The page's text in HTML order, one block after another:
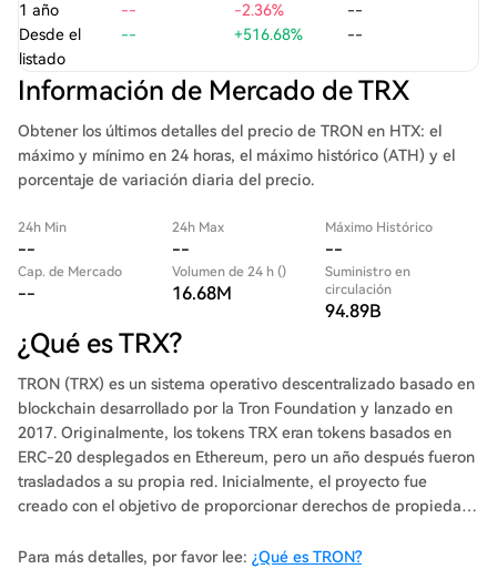
1 año
-- -2.36%
--
Desde el
listado
-- +516.68% --
Información de Mercado de TRX
Obtener los últimos detalles del precio de TRON en HTX: el
máximo y mínimo en 24 horas, el máximo histórico (ATH) y el
porcentaje de variación diaria del precio.
24h Min
--
24h Max
--
Máximo Histórico
--
Cap. de Mercado
--
Volumen de 24 h ()
16.68M
Suministro en
circulación
94.89B
¿Qué es TRX?
TRON (TRX) es un sistema operativo descentralizado basado en
blockchain desarrollado por la Tron Foundation y lanzado en
2017. Originalmente, los tokens TRX eran tokens basados en
ERC-20 desplegados en Ethereum, pero un año después fueron
trasladados a su propia red. Inicialmente, el proyecto fue
creado con el objetivo de proporcionar derechos de propiedad
ayudar a los creadores de contenido (que reciben solo una
Para más detalles, por favor lee: ¿Qué es TRON?